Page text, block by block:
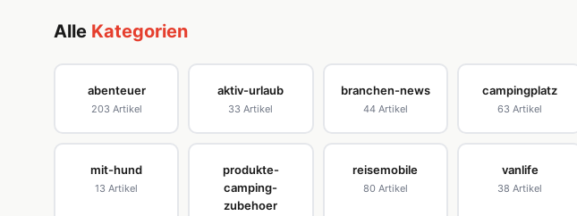
Alle Kategorien
abenteuer
203 Artikel
aktiv-urlaub
33 Artikel
branchen-news
44 Artikel
campingplatz
63 Artikel
mit-hund
13 Artikel
produkte-
camping-
zubehoer
reisemobile
80 Artikel
vanlife
38 Artikel